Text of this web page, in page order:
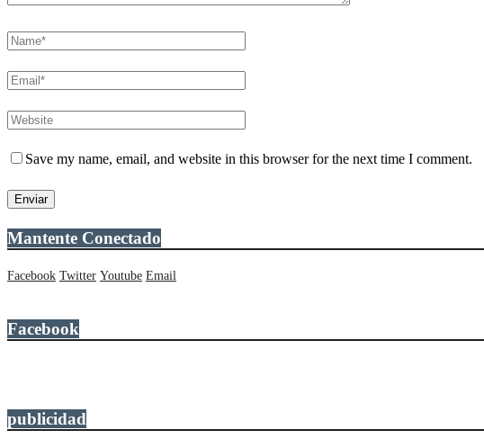
Save my name, email, and website in this browser for the next time I comment.
Mantente Conectado
Facebook Twitter Youtube Email
Facebook
publicidad